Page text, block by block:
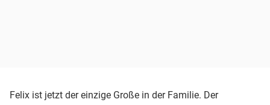
Felix ist jetzt der einzige Große in der Familie. Der